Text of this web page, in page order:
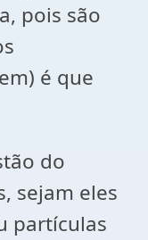
pois são
é que
do
sejam eles
partículas